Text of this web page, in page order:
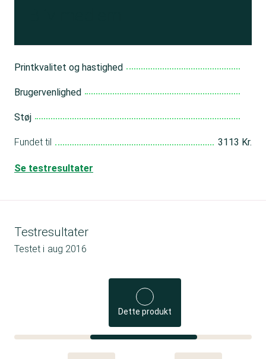
Printkvalitet og hastighed
Brugervenlighed
Støj
Fundet til 3113 Kr.
Se testresultater
Testresultater
Testet i aug 2016
Dette produkt